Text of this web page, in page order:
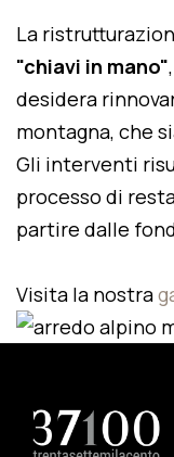
La
"chiavi in mano"
desidera
montagna, che
Gli interventi
processo di
partire dalle
Visita la nostra